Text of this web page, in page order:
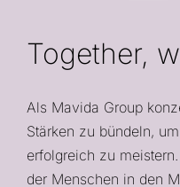
Together,
Als Mavida Group
Stärken zu bündeln,
erfolgreich zu
der Menschen in den